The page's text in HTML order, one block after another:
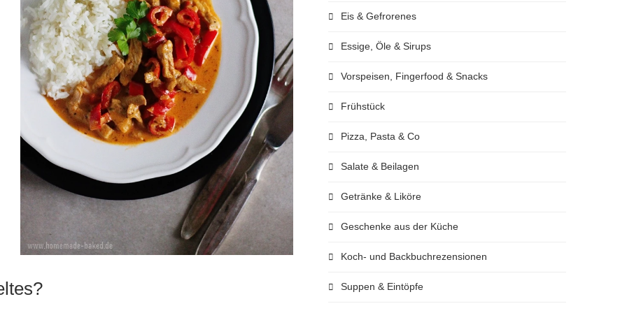
Eis & Gefrorenes
Essige, Öle & Sirups
Vorspeisen, Fingerfood & Snacks
Frühstück
Pizza, Pasta & Co
Salate & Beilagen
Getränke & Liköre
Geschenke aus der Küche
Koch- und Backbuchrezensionen
Suppen & Eintöpfe